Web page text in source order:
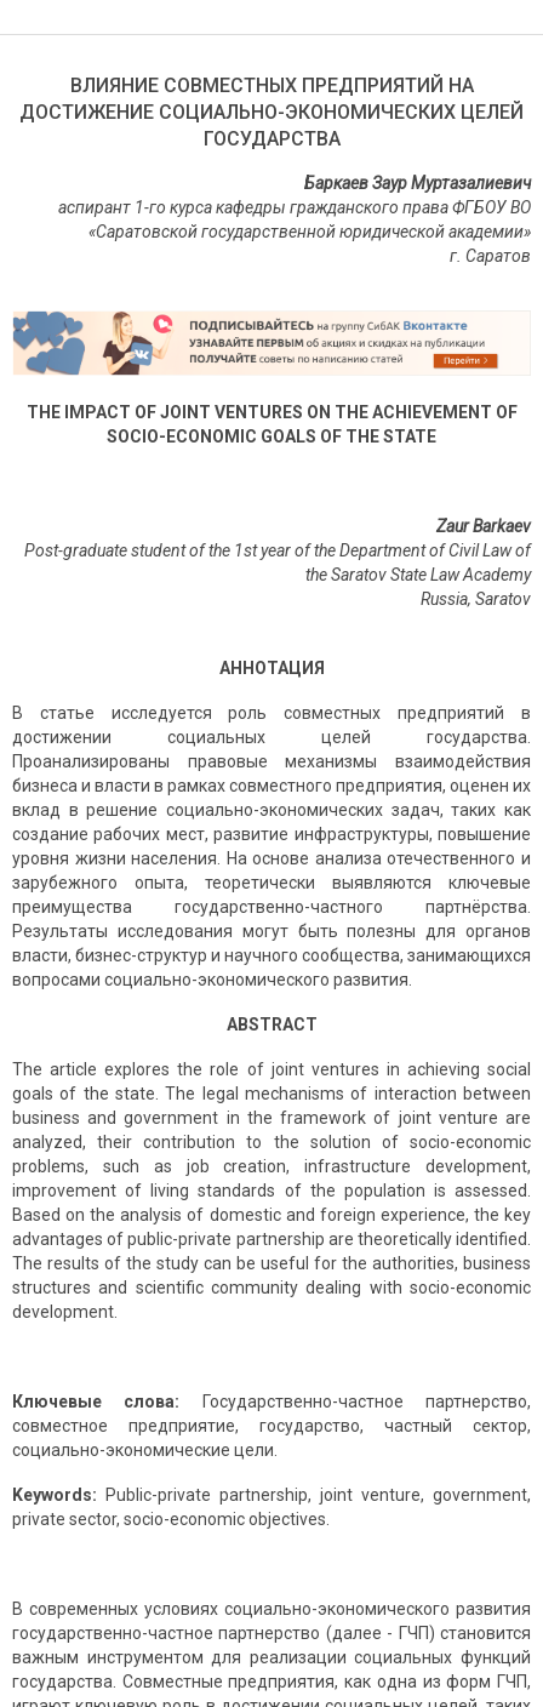
ВЛИЯНИЕ СОВМЕСТНЫХ ПРЕДПРИЯТИЙ НА
ДОСТИЖЕНИЕ СОЦИАЛЬНО-ЭКОНОМИЧЕСКИХ ЦЕЛЕЙ
ГОСУДАРСТВА
Баркаев Заур Муртазалиевич
аспирант 1-го курса кафедры гражданского права ФГБОУ ВО
«Саратовской государственной юридической академии»
г Саратов
THE IMPACT OF JOINT VENTURES ON THE ACHIEVEMENT OF
SOCIO-ECONOMIC GOALS OF THE STATE
Zaur Barkaev
Post-graduate student of the 1st year of the Department of Civil Law of
the Saratov State Law Academy
Russia, Saratov
АННОТАЦИЯ
В статье исследуется роль совместных предприятий в
достижении социальных целей государства.
Проанализированы правовые механизмы взаимодействия
бизнеса и власти в рамках совместного предприятия, оценен их
вклад в решение социально-экономических задач, таких как
создание рабочих мест, развитие инфраструктуры, повышение
уровня жизни населения. На основе анализа отечественного и
зарубежного опыта, теоретически выявляются ключевые
преимущества государственно-частного партнёрства.
Результаты исследования могут быть полезны для органов
власти, бизнес-структур и научного сообщества, занимающихся
вопросами социально-экономического развития.
ABSTRACT
The article explores the role of joint ventures in achieving social
goals of the state. The legal mechanisms of interaction between
business and government in the framework of joint venture are
analyzed, their contribution to the solution of socio-economic
problems, such as job creation, infrastructure development,
improvement of living standards of the population is assessed.
Based on the analysis of domestic and foreign experience, the key
advantages of public-private partnership are theoretically identified.
The results of the study can be useful for the authorities, business
structures and scientific community dealing with socio-economic
development.
Ключевые слова:
Государственно-частное партнерство,
совместное предприятие, государство, частный сектор,
социально-экономические цели.
Keywords: Public-private partnership, joint venture, government,
private sector, socio-economic objectives.
В современных условиях социально-экономического развития
государственно-частное партнерство (далее - ГЧП) становится
важным инструментом для реализации социальных функций
государства. Совместные предприятия, как одна из форм ГЧП,